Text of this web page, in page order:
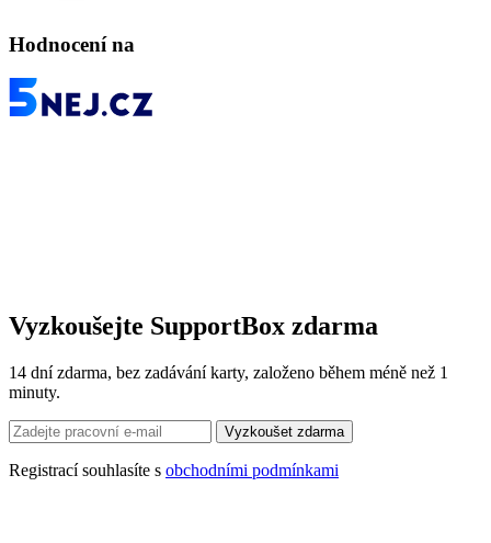
Hodnocení na
Vyzkoušejte SupportBox zdarma
14 dní zdarma, bez zadávání karty, založeno během méně než 1
minuty.
Registrací souhlasíte s obchodními podmínkami